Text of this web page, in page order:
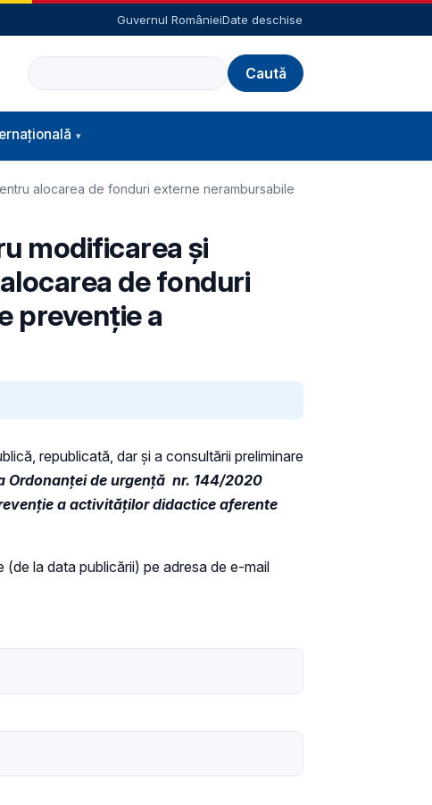
Guvernul RomânieiDate deschise
Caută
alocarea de fonduri externe nerambursabile
modificarea și
de fonduri
prevenţie a
republicată, dar și a consultării preliminare
Ordonanţei de urgenţă nr. 144/2020
a activităţilor didactice aferente
la data publicării) pe adresa de e-mail